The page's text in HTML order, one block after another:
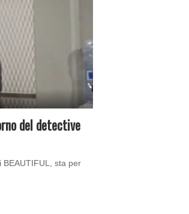
del detective
BEAUTIFUL, sta per